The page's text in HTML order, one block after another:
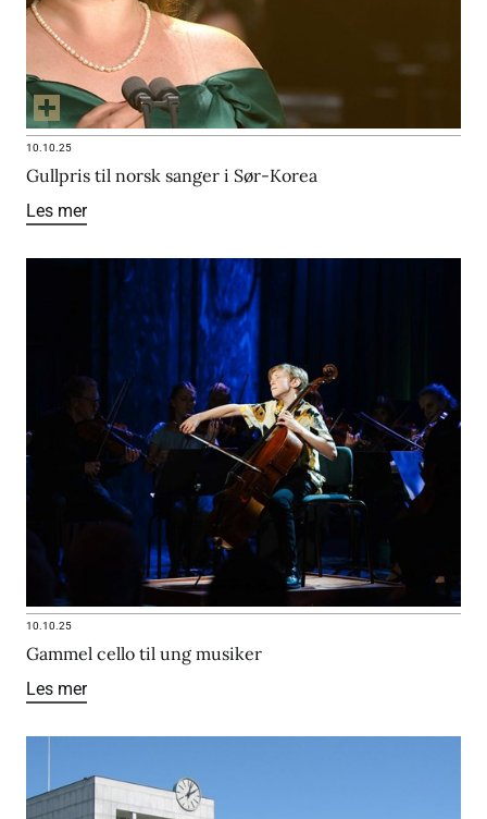
10.10.25
Gullpris til norsk sanger i Sør-Korea
Les mer
10.10.25
Gammel cello til ung musiker
Les mer